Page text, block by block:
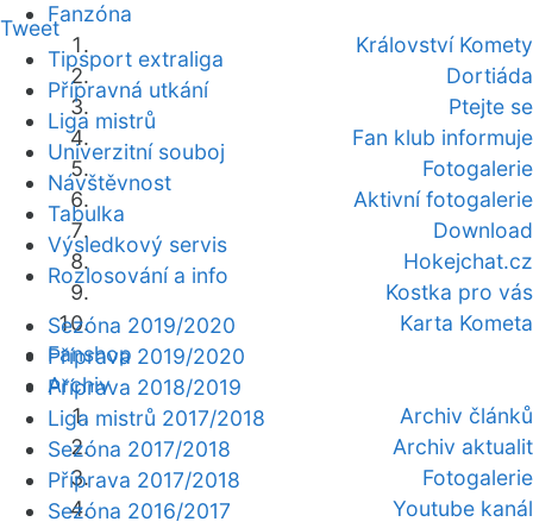
Fanzóna
Království Komety
Dortiáda
Ptejte se
Fan klub informuje
Fotogalerie
Aktivní fotogalerie
Download
Hokejchat.cz
Kostka pro vás
Karta Kometa
Fanshop
Archiv
Archiv článků
Archiv aktualit
Fotogalerie
Youtube kanál
Tweet
Tipsport extraliga
Přípravná utkání
Liga mistrů
Univerzitní souboj
Návštěvnost
Tabulka
Výsledkový servis
Rozlosování a info
Sezóna 2019/2020
Příprava 2019/2020
Příprava 2018/2019
Liga mistrů 2017/2018
Sezóna 2017/2018
Příprava 2017/2018
Sezóna 2016/2017